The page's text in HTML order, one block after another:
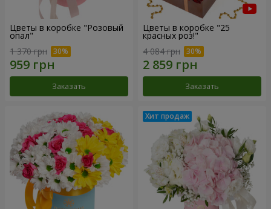
Цветы в коробке "Розовый
опал"
1 370 грн
Заказать
Цветы в коробке "25
красных роз!"
4 084 грн
Заказать